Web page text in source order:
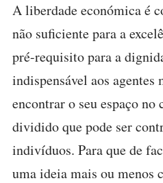
A liberdade económica é
não suficiente para a
pré-requisito para a
indispensável aos agentes
encontrar o seu espaço
dividido que pode ser
indivíduos. Para que de
uma ideia mais ou menos